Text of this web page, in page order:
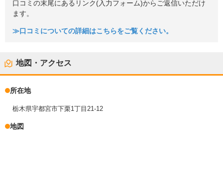
口コミの末尾にあるリンク(入力フォーム)からご返信いただけ
ます。
≫口コミについての詳細はこちらをご覧ください。
地図・アクセス
所在地
栃木県宇都宮市下栗1丁目21-12
地図